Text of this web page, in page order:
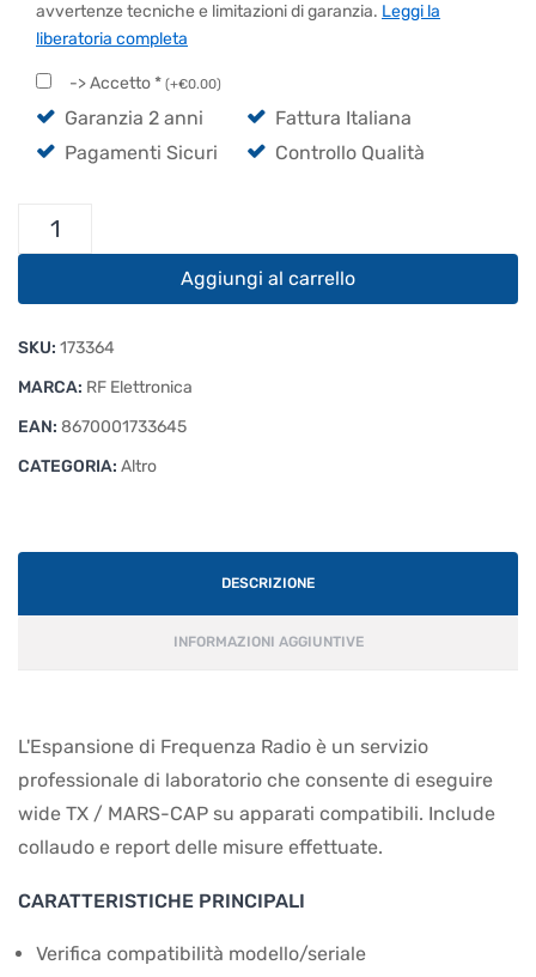
avvertenze tecniche e limitazioni di garanzia. Leggi la
liberatoria completa
-> Accetto * (+€0.00)
Garanzia 2 anni
Fattura Italiana
Pagamenti Sicuri
Controllo Qualità
Espansione
Radio
Aggiungi al carrello
SKU: 173364
MARCA: RF Elettronica
EAN: 8670001733645
CATEGORIA: Altro
DESCRIZIONE
INFORMAZIONI AGGIUNTIVE
L'Espansione di Frequenza Radio è un servizio
professionale di laboratorio che consente di eseguire
wide TX / MARS-CAP su apparati compatibili. Include
collaudo e report delle misure effettuate.
CARATTERISTICHE PRINCIPALI
Verifica compatibilità modello/seriale